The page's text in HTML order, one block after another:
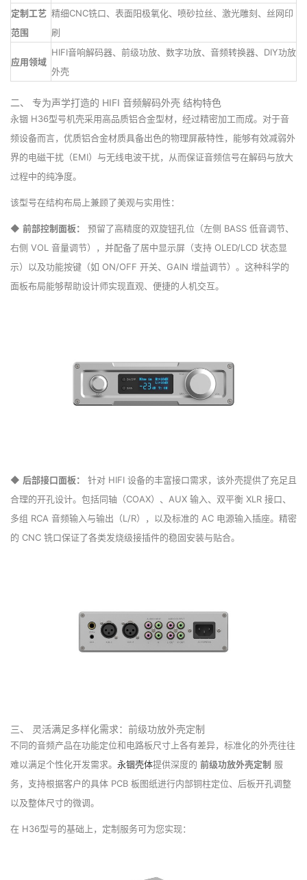
定制工艺
范围
精细CNC铣口、表面阳极氧化、喷砂拉丝、激光雕刻、丝网印
刷
应用领域
HIFI音响解码器、前级功放、数字功放、音频转换器、DIY功放
外壳
二、 专为声学打造的 HIFI 音频解码外壳 结构特色
永锢 H36型号机壳采用高品质铝合金型材，经过精密加工而成。对于音
频设备而言，优质铝合金材质具备出色的物理屏蔽特性，能够有效减弱外
界的电磁干扰（EMI）与无线电波干扰，从而保证音频信号在解码与放大
过程中的纯净度。
该型号在结构布局上兼顾了美观与实用性：
◆ 前部控制面板：
预留了高精度的双旋钮孔位（左侧 BASS 低音调节、
右侧 VOL 音量调节），并配备了居中显示屏（支持 OLED/LCD 状态显
示）以及功能按键（如 ON/OFF 开关、GAIN 增益调节）。这种科学的
面板布局能够帮助设计师实现直观、便捷的人机交互。
◆ 后部接口面板：
针对 HIFI 设备的丰富接口需求，该外壳提供了充足且
合理的开孔设计。包括同轴（COAX）、AUX 输入、双平衡 XLR 接口、
多组 RCA 音频输入与输出（L/R），以及标准的 AC 电源输入插座。精密
的 CNC 铣口保证了各类发烧级接插件的稳固安装与贴合。
三、 灵活满足多样化需求：前级功放外壳定制
不同的音频产品在功能定位和电路板尺寸上各有差异，标准化的外壳往往
难以满足个性化开发需求。 永锢壳体提供深度的 前级功放外壳定制 服
务，支持根据客户的具体 PCB 板图纸进行内部铜柱定位、后板开孔调整
以及整体尺寸的微调。
在 H36型号的基础上，定制服务可为您实现：